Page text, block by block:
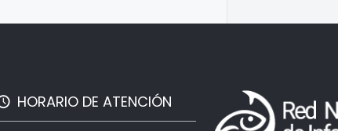
HORARIO DE ATENCIÓN